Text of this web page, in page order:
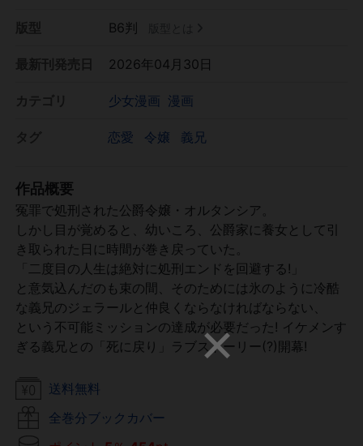
B6判
2026年04月30日
少女漫画 漫画
恋愛 令嬢 義兄
作品概要
冤罪で処刑された公爵令嬢・オルタンシア。
しかし目が覚めると、幼いころ、公爵家に養女として引
き取られた日に時間が巻き戻っていた。
「二度目の人生は絶対に処刑エンドを回避する!」
と意気込んだのも束の間、そのためには氷のように冷酷
な義兄のジェラールと仲良くならなければならない、
という不可能ミッションの達成が必要だった! イケメンす
ぎる義兄との「死に戻り」ラブストーリー(?)開幕!
送料無料
全巻分ブックカバー